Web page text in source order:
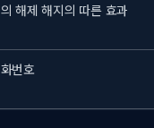
해제 해지의 따른 효과
번호